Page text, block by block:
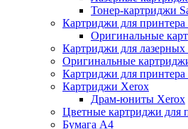
Тонер-картриджи
Картриджи для принтера
Оригинальные
Картриджи для лазерных
Оригинальные
Картриджи для принтера
Картриджи Xerox
Драм-юниты Xerox
Цветные картриджи для
Бумага А4